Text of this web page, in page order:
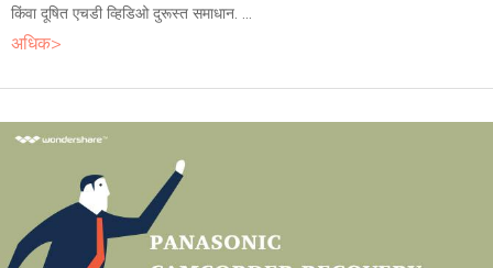
किंवा दूषित एचडी व्हिडिओ दुरूस्त समाधान. ...
अधिक>